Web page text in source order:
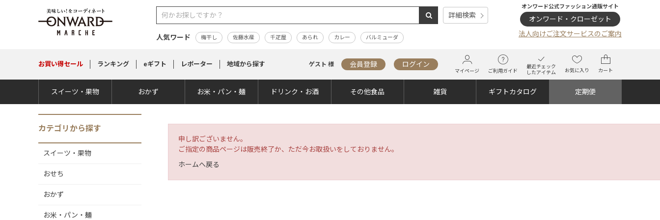
詳細検索
人気ワード 梅干し 佐藤水産 千疋屋 あられ カレー バルミューダ
オンワード公式ファッション通販サイト
オンワード・クローゼット
法人向けご注文サービスのご案内
お買い得セール ランキング eギフト レポーター 地域から探す ゲスト 様 会員登録 ログイン
マイページ ご利用ガイド
最近チェック
したアイテム
お気に入り カート
スイーツ・果物 おかず お米・パン・麺 ドリンク・お酒 その他食品 雑貨 ギフトカタログ 定期便
カテゴリから探す
スイーツ・果物
おせち
おかず
お米・パン・麺
申し訳ございません。
ご指定の商品ページは販売終了か、ただ今お取扱いをしておりません。
ホームへ戻る